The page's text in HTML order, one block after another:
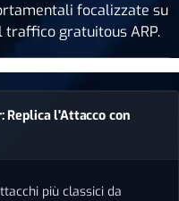
focalizzate su
traffico gratuitous ARP.
Replica l'Attacco con
più classici da